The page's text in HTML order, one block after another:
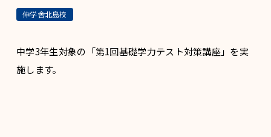
伸学舎北島校
中学3年生対象の「第1回基礎学力テスト対策講座」を実
施します。